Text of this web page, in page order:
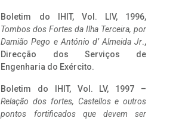
Boletim do IHIT, Vol. LIV, 1996,
Tombos dos Fortes da Ilha Terceira, por
Damião Pego e António d’ Almeida Jr.,
Direcção dos Serviços de
Engenharia do Exército.
Boletim do IHIT, Vol. LV, 1997 –
Relação dos fortes, Castellos e outros
pontos fortificados que devem ser